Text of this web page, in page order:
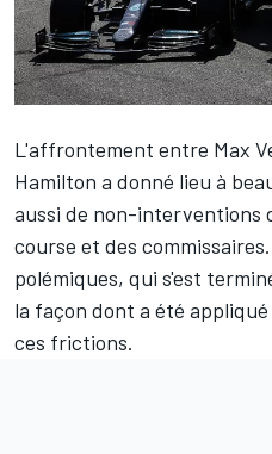
L'affrontement entre Max
Hamilton a donné lieu à
aussi de non-interventions
course et des
polémiques, qui s'est
la façon dont a été
ces frictions.